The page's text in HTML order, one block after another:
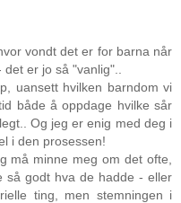
vondt det er for barna når
er jo så "vanlig"..
uansett hvilken barndom vi
både å oppdage hvilke sår
Og jeg er enig med deg i
i den prosessen!
må minne meg om det ofte,
så godt hva de hadde - eller
ting, men stemningen i